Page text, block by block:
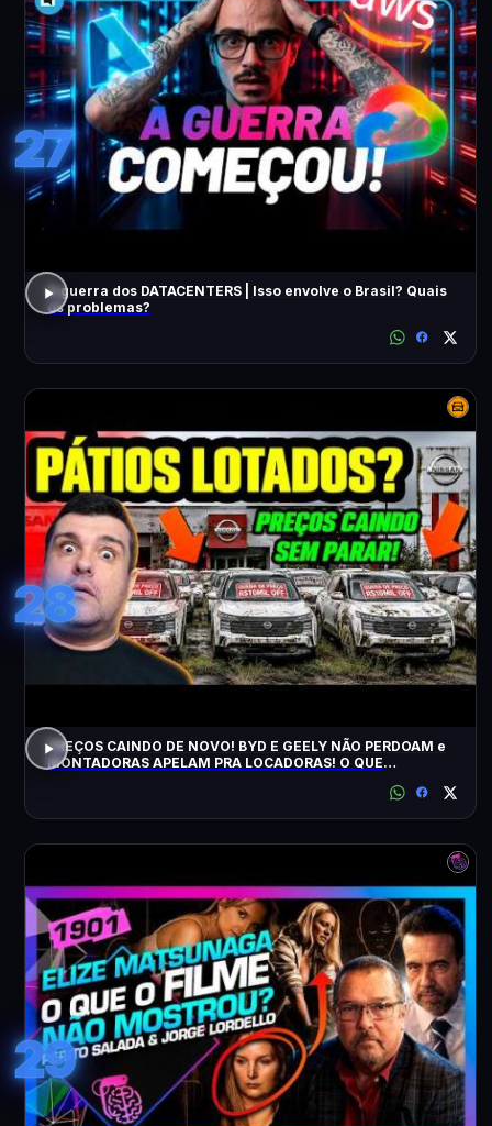
27
A guerra dos DATACENTERS | Isso envolve o Brasil? Quais
os problemas?
28
PREÇOS CAINDO DE NOVO! BYD E GEELY NÃO PERDOAM e
MONTADORAS APELAM PRA LOCADORAS! O QUE
29